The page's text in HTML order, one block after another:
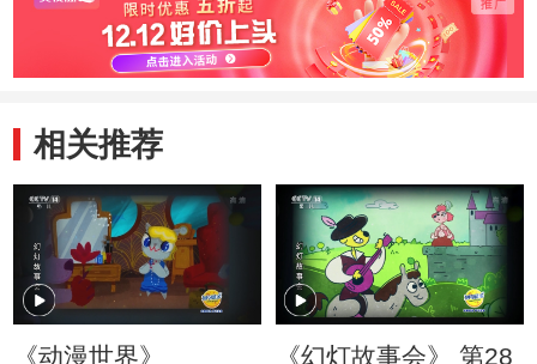
头儿子
旧玩具
相关推荐
《动漫世界》
《幻灯故事会》 第28